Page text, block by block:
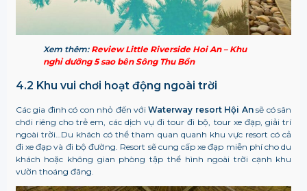
Xem thêm: Review Little Riverside Hoi An – Khu
nghỉ dưỡng 5 sao bên Sông Thu Bồn
4.2 Khu vui chơi hoạt động ngoài trời
Các gia đình có con nhỏ đến vớiWaterway resort Hội Ansẽ có sân
chơi riêng cho trẻ em, các dịch vụ đi tour đi bộ, tour xe đạp, giải trí
ngoài trời…Du khách có thể tham quan quanh khu vực resort có cả
đi xe đạp và đi bộ đường. Resort sẽ cung cấp xe đạp miễn phí cho du
khách hoặc không gian phòng tập thể hình ngoài trời cạnh khu
vườn thoáng đãng.